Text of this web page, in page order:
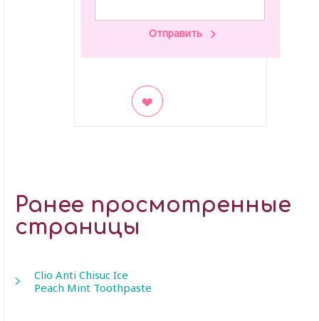
Ранее просмотренные
страницы
Clio Anti Chisuc Ice
Peach Mint Toothpaste